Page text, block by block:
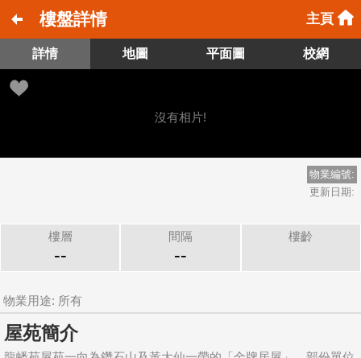
樓盤詳情 主頁
詳情 地圖 平面圖 校網
沒有相片!
物業編號:
更新日期:
樓層
--
間隔
--
樓齡
物業用途: 所有
屋苑簡介